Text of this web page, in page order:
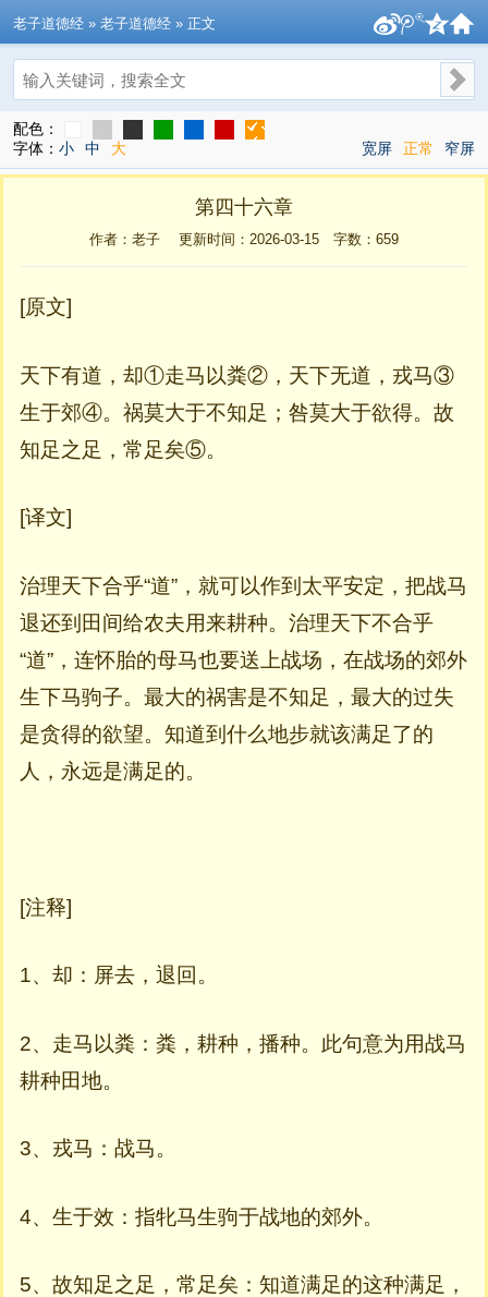
老子道德经 » 老子道德经 » 正文
搜索
配色：
字体： 小 中 大 宽屏 正常 窄屏
第四十六章
作者：老子 更新时间：2026-03-15 字数： 659
[原文]
天下有道，却①走马以粪②，天下无道，戎马③
生于郊④。祸莫大于不知足；咎莫大于欲得。故
知足之足，常足矣⑤。
[译文]
治理天下合乎“道”，就可以作到太平安定，把战马
退还到田间给农夫用来耕种。治理天下不合乎
“道”，连怀胎的母马也要送上战场，在战场的郊外
生下马驹子。最大的祸害是不知足，最大的过失
是贪得的欲望。知道到什么地步就该满足了的
人，永远是满足的。
[注释]
1、却：屏去，退回。
2、走马以粪：粪，耕种，播种。此句意为用战马
耕种田地。
3、戎马：战马。
4、生于效：指牝马生驹于战地的郊外。
5、故知足之足，常足矣：知道满足的这种满足，